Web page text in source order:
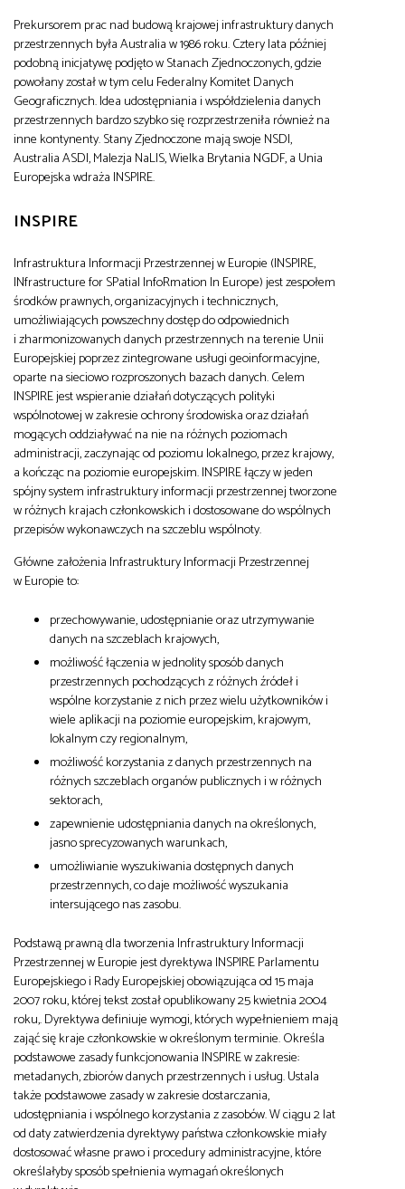
Prekursorem prac nad budową krajowej infrastruktury danych
przestrzennych była Australia w 1986 roku. Cztery lata później
podobną inicjatywę podjęto w Stanach Zjednoczonych, gdzie
powołany został w tym celu Federalny Komitet Danych
Geograficznych. Idea udostępniania i współdzielenia danych
przestrzennych bardzo szybko się rozprzestrzeniła również na
inne kontynenty. Stany Zjednoczone mają swoje NSDI,
Australia ASDI, Malezja NaLIS, Wielka Brytania NGDF, a Unia
Europejska wdraża INSPIRE.
INSPIRE
Infrastruktura Informacji Przestrzennej w Europie (INSPIRE,
INfrastructure for SPatial InfoRmation In Europe) jest zespołem
środków prawnych, organizacyjnych i technicznych,
umożliwiających powszechny dostęp do odpowiednich
i zharmonizowanych danych przestrzennych na terenie Unii
Europejskiej poprzez zintegrowane usługi geoinformacyjne,
oparte na sieciowo rozproszonych bazach danych. Celem
INSPIRE jest wspieranie działań dotyczących polityki
wspólnotowej w zakresie ochrony środowiska oraz działań
mogących oddziaływać na nie na różnych poziomach
administracji, zaczynając od poziomu lokalnego, przez krajowy,
a kończąc na poziomie europejskim. INSPIRE łączy w jeden
spójny system infrastruktury informacji przestrzennej tworzone
w różnych krajach członkowskich i dostosowane do wspólnych
przepisów wykonawczych na szczeblu wspólnoty.
Główne założenia Infrastruktury Informacji Przestrzennej
w Europie to:
przechowywanie, udostępnianie oraz utrzymywanie
danych na szczeblach krajowych,
możliwość łączenia w jednolity sposób danych
przestrzennych pochodzących z różnych źródeł i
wspólne korzystanie z nich przez wielu użytkowników i
wiele aplikacji na poziomie europejskim, krajowym,
lokalnym czy regionalnym,
możliwość korzystania z danych przestrzennych na
różnych szczeblach organów publicznych i w różnych
sektorach,
zapewnienie udostępniania danych na określonych,
jasno sprecyzowanych warunkach,
umożliwianie wyszukiwania dostępnych danych
przestrzennych, co daje możliwość wyszukania
intersującego nas zasobu.
Podstawą prawną dla tworzenia Infrastruktury Informacji
Przestrzennej w Europie jest dyrektywa INSPIRE Parlamentu
Europejskiego i Rady Europejskiej obowiązująca od 15 maja
2007 roku, której tekst został opublikowany 25 kwietnia 2004
roku,. Dyrektywa definiuje wymogi, których wypełnieniem mają
zająć się kraje członkowskie w określonym terminie. Określa
podstawowe zasady funkcjonowania INSPIRE w zakresie:
metadanych, zbiorów danych przestrzennych i usług. Ustala
także podstawowe zasady w zakresie dostarczania,
udostępniania i wspólnego korzystania z zasobów. W ciągu 2 lat
od daty zatwierdzenia dyrektywy państwa członkowskie miały
dostosować własne prawo i procedury administracyjne, które
określałyby sposób spełnienia wymagań określonych